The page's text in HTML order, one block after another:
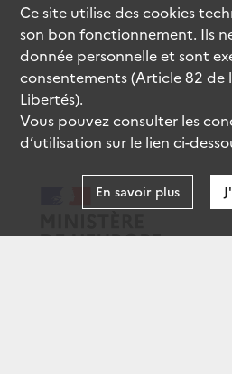
Ce site utilise descookies
son bon fonctionnement. Ils
donnée personnelle et sont
consentements (Article 82
Libertés).
Vous pouvez consulter les
d’utilisation sur le lien ci-
En savoir plus